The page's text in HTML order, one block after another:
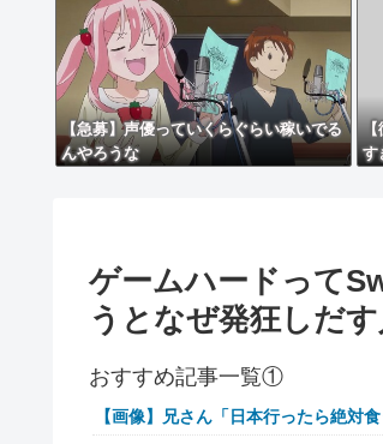
【急募】声優っていくらぐらい稼いでる
んやろうな
【
す
ゲームハードって
うとなぜ発狂しだ
おすすめ記事一覧①
【画像】兄さん「日本行ったら絶対